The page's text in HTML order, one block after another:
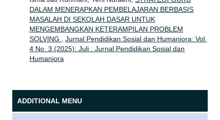
DALAM MENERAPKAN PEMBELAJARAN BERBASIS
MASALAH DI SEKOLAH DASAR UNTUK
MENGEMBANGKAN KETERAMPILAN PROBLEM
SOLVING
Jurnal Pendidikan Sosial dan Humaniora: Vol.
4 No. 3 (2025): Juli : Jurnal Pendidikan Sosial dan
Humaniora
ADDITIONAL MENU